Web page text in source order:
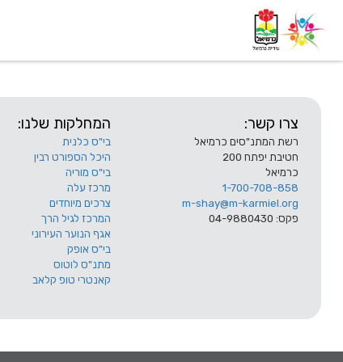
צרו קשר:
רשת המתנ"סים כרמיאל
חטיבת יפתח 200
כרמיאל
1-700-708-858
m-shay@m-karmiel.org
פקס: 04-9880430
המחלקות שלנו:
בי"ס כלנית
היכל הספורט רבין
בי"ס מוריה
מרכז עלה
צרכים מיוחדים
המרכז לגיל הרך
אגף הנוער העירוני
בי"ס אופק
מתנ"ס לוטוס
קאנטרי טופ קלאב